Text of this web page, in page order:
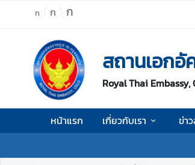
ก ก ก
สถานเอก
Royal Thai Embassy,
หน้าแรก เกี่ยวกับเรา ข่า
น้
ก
เ